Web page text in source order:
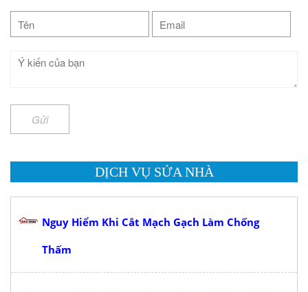
Gửi
DỊCH VỤ SỬA NHÀ
Nguy Hiểm Khi Cắt Mạch Gạch Làm Chống
Thấm